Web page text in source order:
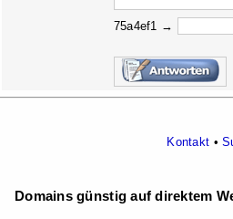
75a4ef1 →
Kontakt •
Domains günstig auf direktem